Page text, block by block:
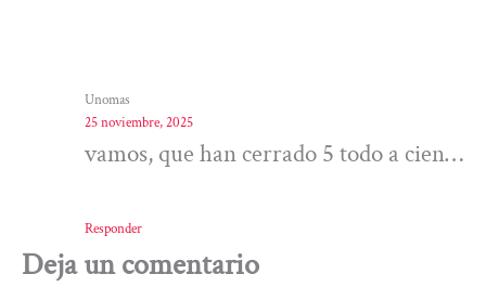
Unomas
25 noviembre, 2025
vamos, que han cerrado 5 todo a cien…
Responder
Deja un comentario